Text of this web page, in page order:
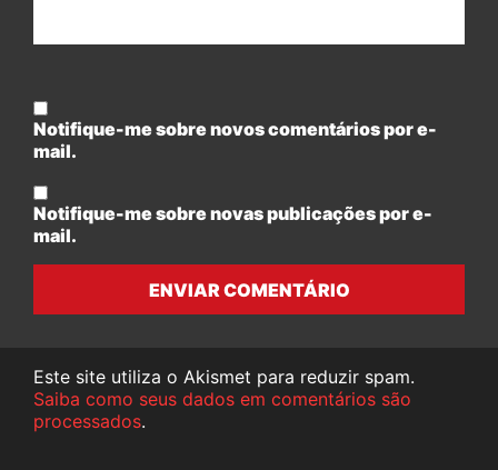
Notifique-me sobre novos comentários por e-
mail.
Notifique-me sobre novas publicações por e-
mail.
ENVIAR COMENTÁRIO
Este site utiliza o Akismet para reduzir spam.
Saiba como seus dados em comentários são
processados.